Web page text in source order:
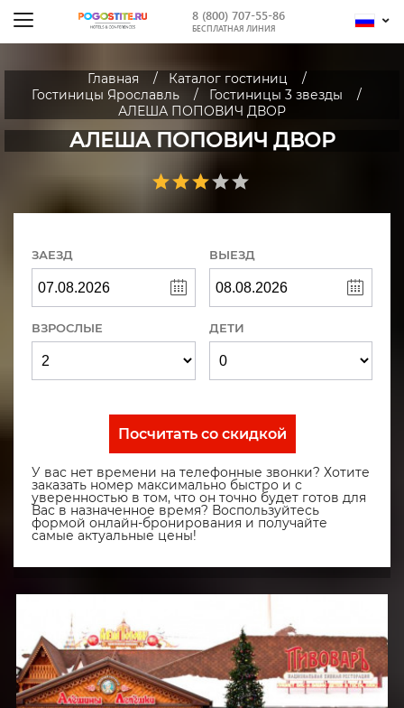
8 (800) 707-55-86
БЕСПЛАТНАЯ ЛИНИЯ
Главная
Каталог гостиниц
Гостиницы Ярославль
Гостиницы 3 звезды
АЛЕША ПОПОВИЧ ДВОР
АЛЕША ПОПОВИЧ ДВОР
ЗАЕЗД ВЫЕЗД
ВЗРОСЛЫЕ ДЕТИ
Посчитать со скидкой
У вас нет времени на телефонные звонки? Хотите
заказать номер максимально быстро и с
уверенностью в том, что он точно будет готов для
Вас в назначенное время? Воспользуйтесь
формой онлайн-бронирования и получайте
самые актуальные цены!